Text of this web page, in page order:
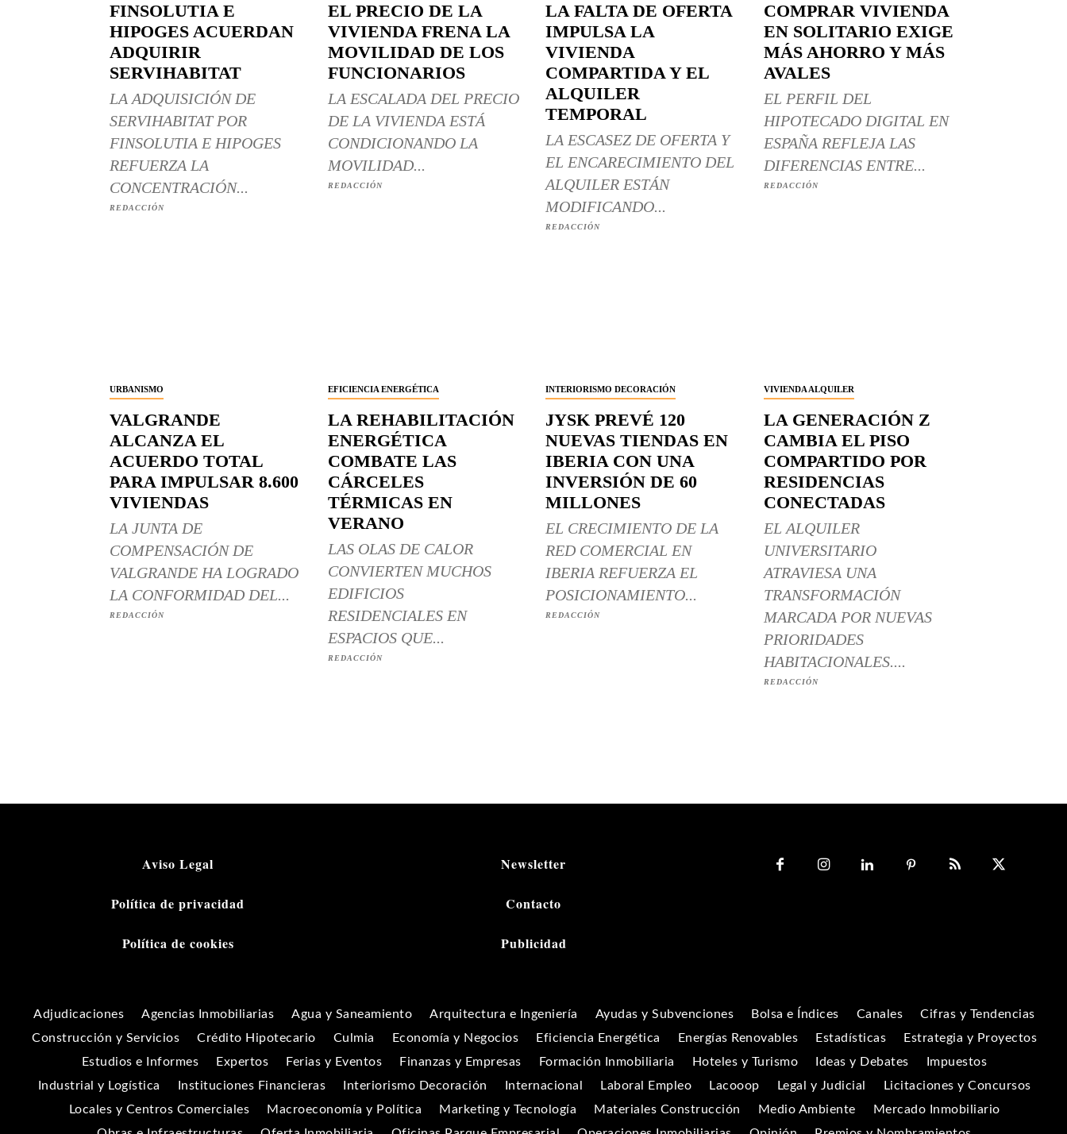
FINSOLUTIA E
HIPOGES ACUERDAN
ADQUIRIR
SERVIHABITAT
LA ADQUISICIÓN DE
SERVIHABITAT POR
FINSOLUTIA E HIPOGES
REFUERZA LA
CONCENTRACIÓN...
REDACCIÓN
EL PRECIO DE LA
VIVIENDA FRENA LA
MOVILIDAD DE LOS
FUNCIONARIOS
LA ESCALADA DEL PRECIO
DE LA VIVIENDA ESTÁ
CONDICIONANDO LA
MOVILIDAD...
REDACCIÓN
LA FALTA DE OFERTA
IMPULSA LA
VIVIENDA
COMPARTIDA Y EL
ALQUILER
TEMPORAL
LA ESCASEZ DE OFERTA Y
EL ENCARECIMIENTO DEL
ALQUILER ESTÁN
MODIFICANDO...
REDACCIÓN
COMPRAR VIVIENDA
EN SOLITARIO EXIGE
MÁS AHORRO Y MÁS
AVALES
EL PERFIL DEL
HIPOTECADO DIGITAL EN
ESPAÑA REFLEJA LAS
DIFERENCIAS ENTRE...
REDACCIÓN
URBANISMO
VALGRANDE
ALCANZA EL
ACUERDO TOTAL
PARA IMPULSAR 8.600
VIVIENDAS
LA JUNTA DE
COMPENSACIÓN DE
VALGRANDE HA LOGRADO
LA CONFORMIDAD DEL...
REDACCIÓN
EFICIENCIA ENERGÉTICA
LA REHABILITACIÓN
ENERGÉTICA
COMBATE LAS
CÁRCELES
TÉRMICAS EN
VERANO
LAS OLAS DE CALOR
CONVIERTEN MUCHOS
EDIFICIOS
RESIDENCIALES EN
ESPACIOS QUE...
REDACCIÓN
INTERIORISMO DECORACIÓN
JYSK PREVÉ 120
NUEVAS TIENDAS EN
IBERIA CON UNA
INVERSIÓN DE 60
MILLONES
EL CRECIMIENTO DE LA
RED COMERCIAL EN
IBERIA REFUERZA EL
POSICIONAMIENTO...
REDACCIÓN
VIVIENDA ALQUILER
LA GENERACIÓN Z
CAMBIA EL PISO
COMPARTIDO POR
RESIDENCIAS
CONECTADAS
EL ALQUILER
UNIVERSITARIO
ATRAVIESA UNA
TRANSFORMACIÓN
MARCADA POR NUEVAS
PRIORIDADES
HABITACIONALES....
REDACCIÓN
Aviso Legal
Política de privacidad
Política de cookies
Newsletter
Contacto
Publicidad
Adjudicaciones Agencias Inmobiliarias Agua y Saneamiento Arquitectura e Ingeniería Ayudas y Subvenciones Bolsa e Índices Canales
Cifras y Tendencias
Construcción y Servicios
Crédito Hipotecario Culmia Economía y Negocios Eficiencia Energética Energías Renovables Estadísticas
Estrategia y Proyectos
Estudios e Informes
Expertos Ferias y Eventos Finanzas y Empresas Formación Inmobiliaria Hoteles y Turismo Ideas y Debates
Impuestos
Industrial y Logística
Instituciones Financieras Interiorismo Decoración Internacional Laboral Empleo Lacooop Legal y Judicial
Licitaciones y Concursos
Locales y Centros Comerciales
Macroeconomía y Política Marketing y Tecnología Materiales Construcción Medio Ambiente
Mercado Inmobiliario